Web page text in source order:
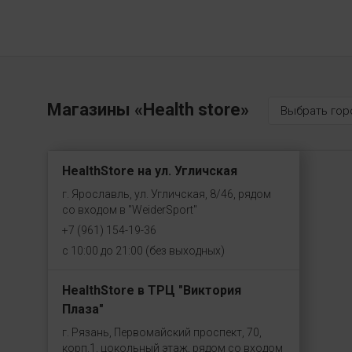
Магазины «Health store» Выбрать
HealthStore на ул. Угличская
г. Ярославль, ул. Угличская, 8/46, рядом
со входом в "WeiderSport"
+7 (961) 154-19-36
с 10:00 до 21:00 (без выходных)
HealthStore в ТРЦ "Виктория
Плаза"
г. Рязань, Первомайский проспект, 70,
корп.1, цокольный этаж, рядом со входом